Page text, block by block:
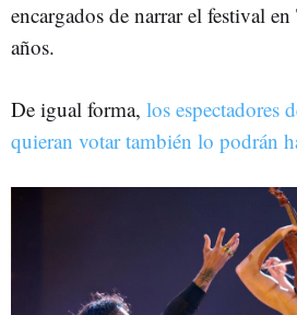
encargados de narrar el festival
años.
De igual forma, los espectadores
quieran votar también lo podrán